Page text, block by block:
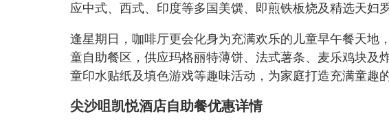
应中式、西式、印度等多国美馔、即煎铁板烧及精选天妇
逢星期日，咖啡厅更会化身为充满欢乐的儿童早午餐天地
童自助餐区，供应玛格丽特薄饼、法式薯条、麦乐鸡块及
童印水贴纸及填色游戏等趣味活动，为家庭打造充满童趣
尖沙咀凯悦酒店自助餐优惠详情